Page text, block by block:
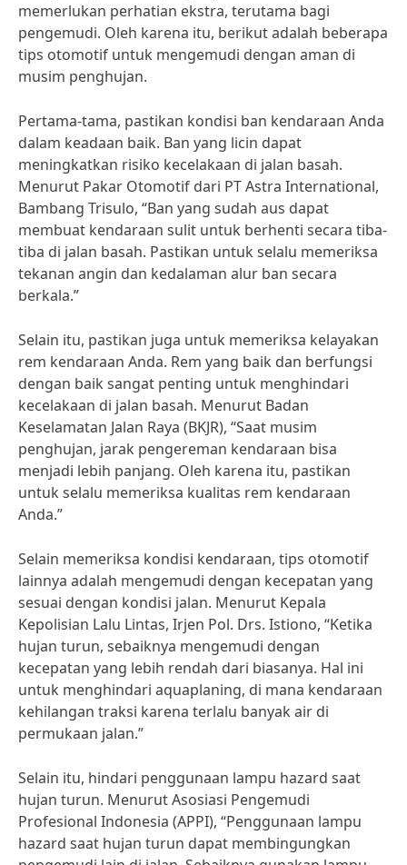
memerlukan perhatian ekstra, terutama bagi
pengemudi. Oleh karena itu, berikut adalah beberapa
tips otomotif untuk mengemudi dengan aman di
musim penghujan.
Pertama-tama, pastikan kondisi ban kendaraan Anda
dalam keadaan baik. Ban yang licin dapat
meningkatkan risiko kecelakaan di jalan basah.
Menurut Pakar Otomotif dari PT Astra International,
Bambang Trisulo, “Ban yang sudah aus dapat
membuat kendaraan sulit untuk berhenti secara tiba-
tiba di jalan basah. Pastikan untuk selalu memeriksa
tekanan angin dan kedalaman alur ban secara
berkala.”
Selain itu, pastikan juga untuk memeriksa kelayakan
rem kendaraan Anda. Rem yang baik dan berfungsi
dengan baik sangat penting untuk menghindari
kecelakaan di jalan basah. Menurut Badan
Keselamatan Jalan Raya (BKJR), “Saat musim
penghujan, jarak pengereman kendaraan bisa
menjadi lebih panjang. Oleh karena itu, pastikan
untuk selalu memeriksa kualitas rem kendaraan
Anda.”
Selain memeriksa kondisi kendaraan, tips otomotif
lainnya adalah mengemudi dengan kecepatan yang
sesuai dengan kondisi jalan. Menurut Kepala
Kepolisian Lalu Lintas, Irjen Pol. Drs. Istiono, “Ketika
hujan turun, sebaiknya mengemudi dengan
kecepatan yang lebih rendah dari biasanya. Hal ini
untuk menghindari aquaplaning, di mana kendaraan
kehilangan traksi karena terlalu banyak air di
permukaan jalan.”
Selain itu, hindari penggunaan lampu hazard saat
hujan turun. Menurut Asosiasi Pengemudi
Profesional Indonesia (APPI), “Penggunaan lampu
hazard saat hujan turun dapat membingungkan